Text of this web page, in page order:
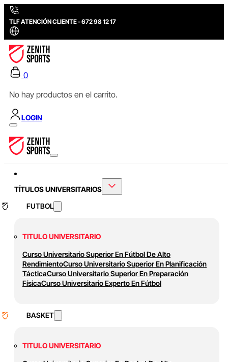
TLF ATENCIÓN CLIENTE - 672 98 12 17
0
No hay productos en el carrito.
LOGIN
TÍTULOS UNIVERSITARIOS
FUTBOL
TITULO UNIVERSITARIO
Curso Universitario Superior En Fútbol De Alto
RendimientoCurso Universitario Superior En Planificación
TácticaCurso Universitario Superior En Preparación
FísicaCurso Universitario Experto En Fútbol
BASKET
TITULO UNIVERSITARIO